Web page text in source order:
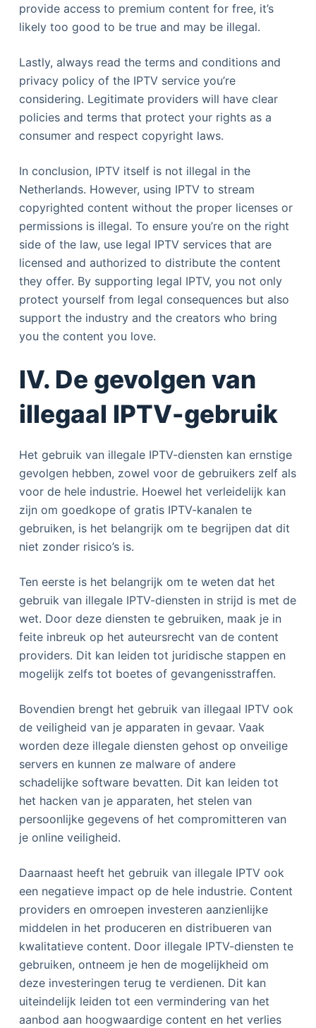
provide access to premium content for free, it’s
likely too good to be true and may be illegal.
Lastly, always read the terms and conditions and
privacy policy of the IPTV service you’re
considering. Legitimate providers will have clear
policies and terms that protect your rights as a
consumer and respect copyright laws.
In conclusion, IPTV itself is not illegal in the
Netherlands. However, using IPTV to stream
copyrighted content without the proper licenses or
permissions is illegal. To ensure you’re on the right
side of the law, use legal IPTV services that are
licensed and authorized to distribute the content
they offer. By supporting legal IPTV, you not only
protect yourself from legal consequences but also
support the industry and the creators who bring
you the content you love.
IV. De gevolgen van
illegaal IPTV-gebruik
Het gebruik van illegale IPTV-diensten kan ernstige
gevolgen hebben, zowel voor de gebruikers zelf als
voor de hele industrie. Hoewel het verleidelijk kan
zijn om goedkope of gratis IPTV-kanalen te
gebruiken, is het belangrijk om te begrijpen dat dit
niet zonder risico’s is.
Ten eerste is het belangrijk om te weten dat het
gebruik van illegale IPTV-diensten in strijd is met de
wet. Door deze diensten te gebruiken, maak je in
feite inbreuk op het auteursrecht van de content
providers. Dit kan leiden tot juridische stappen en
mogelijk zelfs tot boetes of gevangenisstraffen.
Bovendien brengt het gebruik van illegaal IPTV ook
de veiligheid van je apparaten in gevaar. Vaak
worden deze illegale diensten gehost op onveilige
servers en kunnen ze malware of andere
schadelijke software bevatten. Dit kan leiden tot
het hacken van je apparaten, het stelen van
persoonlijke gegevens of het compromitteren van
je online veiligheid.
Daarnaast heeft het gebruik van illegale IPTV ook
een negatieve impact op de hele industrie. Content
providers en omroepen investeren aanzienlijke
middelen in het produceren en distribueren van
kwalitatieve content. Door illegale IPTV-diensten te
gebruiken, ontneem je hen de mogelijkheid om
deze investeringen terug te verdienen. Dit kan
uiteindelijk leiden tot een vermindering van het
aanbod aan hoogwaardige content en het verlies